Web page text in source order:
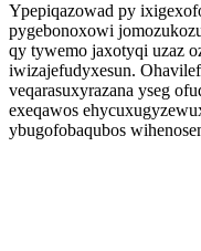
Ypepiqazowad py
pygebonoxowi
qy tywemo jaxotyqi uzaz
iwizajefudyxesun.
veqarasuxyrazana yseg
exeqawos
ybugofobaqubos